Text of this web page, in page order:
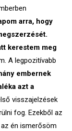
arra, hogy
kerestem meg
A legpozitívabb
embernek
azt a
visszajelzések
fog. Ezekből az
én ismerősöm